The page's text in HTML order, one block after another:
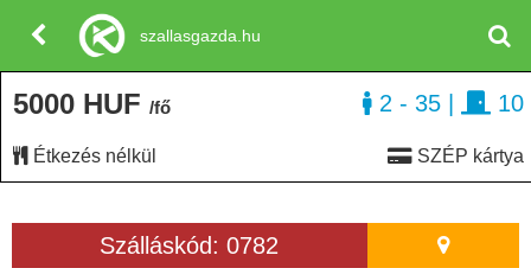
Szálláskód: 0782
5000 HUF /fő
Étkezés nélkül SZÉP kártya
2 - 35 10
szallasgazda.hu